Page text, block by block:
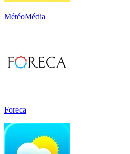
MétéoMédia
Foreca